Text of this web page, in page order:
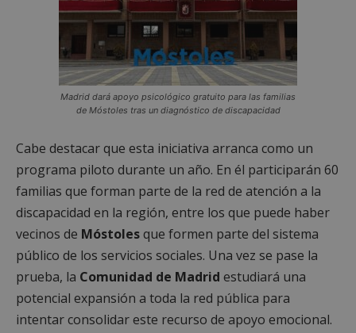
Madrid dará apoyo psicológico gratuito para las familias
de Móstoles tras un diagnóstico de discapacidad
Cabe destacar que esta iniciativa arranca como un
programa piloto durante un año. En él participarán 60
familias que forman parte de la red de atención a la
discapacidad en la región, entre los que puede haber
vecinos de Móstolesque formen parte del sistema
público de los servicios sociales. Una vez se pase la
prueba, la Comunidad de Madrid estudiará una
potencial expansión a toda la red pública para
intentar consolidar este recurso de apoyo emocional.